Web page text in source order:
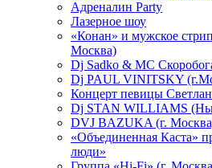
Адреналин Party
Лазерное шоу
«Конан» и мужское
Москва)
Dj Sadko & МС
Dj PAUL VINITSKY
Концерт певицы
Dj STAN WILLIAMS
DVJ BAZUKA (г.
«Объединенная Каста»
люди»